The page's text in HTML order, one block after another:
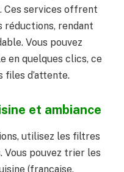
Ces services offrent
réductions, rendant
Vous pouvez
en quelques clics, ce
d’attente.
et ambiance
utilisez les filtres
Vous pouvez trier les
(française,